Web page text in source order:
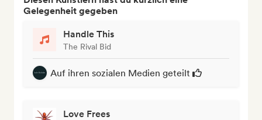
Gelegenheit gegeben
Handle This
The Rival Bid
Auf ihren sozialen Medien geteilt
Love Frees